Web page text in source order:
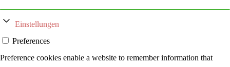
Einstellungen
Preferences
Preference cookies enable a website to remember information that